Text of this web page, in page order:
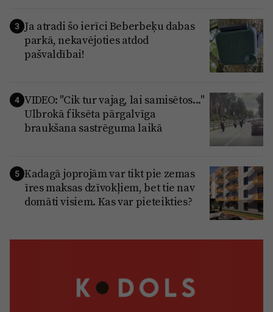
3 Ja atradi šo ierīci Beberbeķu dabas
parkā, nekavējoties atdod
pašvaldībai!
4 VIDEO: "Cik tur vajag, lai samisētos..."
Ulbrokā fiksēta pārgalvīga
braukšana sastrēguma laikā
5 Kadagā joprojām var tikt pie zemas
īres maksas dzīvokļiem, bet tie nav
domāti visiem. Kas var pieteikties?